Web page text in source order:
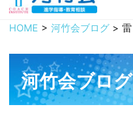
ツ
に
キ
プ
HOME
新着情報
□ お知らせ
河竹会について
HOME > 河竹会ブログ > 雷
河竹会ブログ